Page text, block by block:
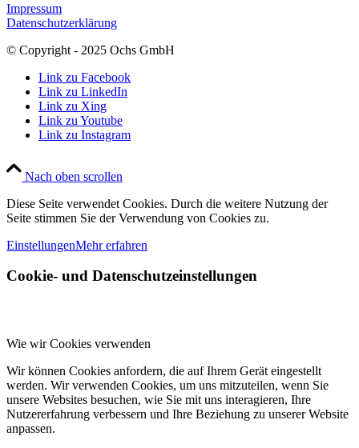
Impressum
Datenschutzerklärung
© Copyright - 2025 Ochs GmbH
Link zu Facebook
Link zu LinkedIn
Link zu Xing
Link zu Youtube
Link zu Instagram
Nach oben scrollen
Diese Seite verwendet Cookies. Durch die weitere Nutzung der
Seite stimmen Sie der Verwendung von Cookies zu.
EinstellungenMehr erfahren
Cookie- und Datenschutzeinstellungen
Wie wir Cookies verwenden
Wir können Cookies anfordern, die auf Ihrem Gerät eingestellt
werden. Wir verwenden Cookies, um uns mitzuteilen, wenn Sie
unsere Websites besuchen, wie Sie mit uns interagieren, Ihre
Nutzererfahrung verbessern und Ihre Beziehung zu unserer Website
anpassen.